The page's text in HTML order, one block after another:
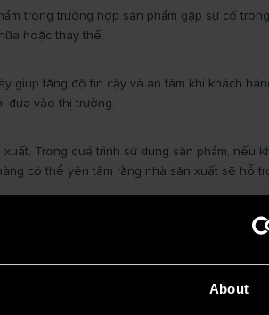
About
trong trường hợp sản phẩm gặp sự cố
hoặc thay thế.
tăng độ tin cậy và an tâm khi khách
đưa vào thị trường.
Trong quá trình sử dụng sản phẩm, nếu
có thể yên tâm rằng nhà sản xuất sẽ hỗ
bình nóng lạnh
gian bảo hành dài cũng đồng nghĩa với